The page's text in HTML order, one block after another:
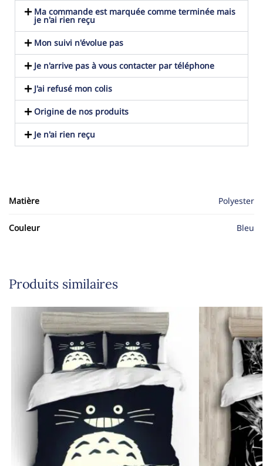
Ma commande est marquée comme terminée mais
je n'ai rien reçu
Mon suivi n'évolue pas
Je n'arrive pas à vous contacter par téléphone
J'ai refusé mon colis
Origine de nos produits
Je n'ai rien reçu
Matière Polyester
Couleur Bleu
Produits similaires